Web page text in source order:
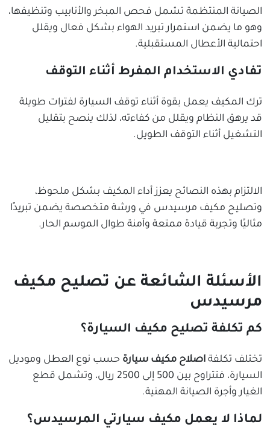
الصيانة المنتظمة تشمل فحص المبخر والأنابيب وتنظيفها،
وهو ما يضمن استمرار تبريد الهواء بشكل فعال ويقلل
احتمالية الأعطال المستقبلية.
تفادي الاستخدام المفرط أثناء التوقف
ترك المكيف يعمل بقوة أثناء توقف السيارة لفترات طويلة
قد يرهق النظام ويقلل من كفاءته، لذلك ينصح بتقليل
التشغيل أثناء التوقف الطويل.
الالتزام بهذه النصائح يعزز أداء المكيف بشكل ملحوظ،
وتصليح مكيف مرسيدس في ورشة متخصصة يضمن تبريدًا
مثاليًا وتجربة قيادة ممتعة وآمنة طوال الموسم الحار.
الأسئلة الشائعة عن تصليح مكيف
مرسيدس
كم تكلفة تصليح مكيف السيارة؟
تختلف تكلفةاصلاح مكيف سيارة حسب نوع العطل وموديل
السيارة، فتتراوح بين 500 إلى 2500 ريال، وتشمل قطع
الغيار وأجرة الصيانة المهنية.
لماذا لا يعمل مكيف سيارتي المرسيدس؟